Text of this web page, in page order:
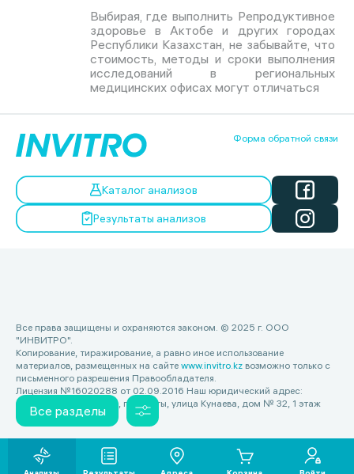
Все разделы
Выбирая, где выполнить Репродуктивное
здоровье в Актобе и других городах
Республики Казахстан, не забывайте, что
стоимость, методы и сроки выполнения
исследований в региональных
медицинских офисах могут отличаться
Форма обратной связи
Каталог анализов
Результаты анализов
Все права защищены и охраняются законом. © 2025 г. ООО
"ИНВИТРО".
Копирование, тиражирование, а равно иное использование
материалов, размещенных на сайте www.invitro.kz возможно только с
письменного разрешения Правообладателя.
Лицензия №16020288 от 02.09.2016 Наш юридический адрес:
Республика Казахстан, г. Алматы, улица Кунаева, дом № 32, 1 этаж